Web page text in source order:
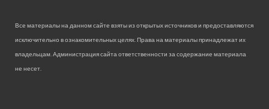
Все материалы на данном сайте взяты из открытых источников и предоставляются
исключительно в ознакомительных целях. Права на материалы принадлежат их
владельцам. Администрация сайта ответственности за содержание материала
не несет.